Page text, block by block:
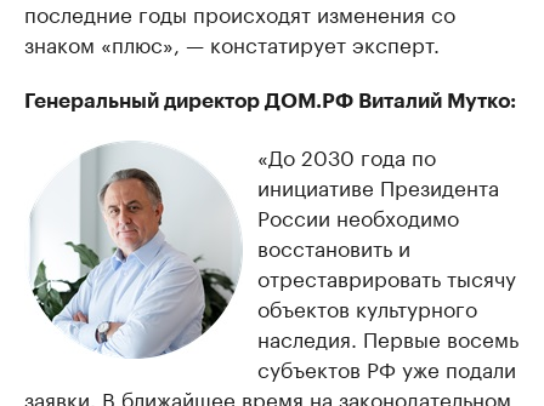
последние годы происходят изменения со
знаком «плюс», — констатирует эксперт.
Генеральный директор ДОМ.РФ Виталий Мутко:
«До 2030 года по
инициативе Президента
России необходимо
восстановить и
отреставрировать тысячу
объектов культурного
наследия. Первые восемь
субъектов РФ уже подали
заявки. В ближайшее время на законодательном